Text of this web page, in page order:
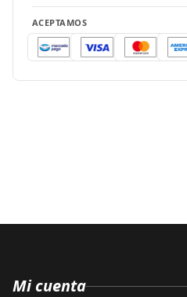
ACEPTAMOS
Mi cuenta